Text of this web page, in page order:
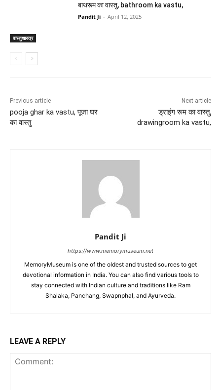
वास्तुशास्त्र
बाथरूम का वास्तु, bathroom ka vastu,
Pandit Ji - April 12, 2025
Previous article
pooja ghar ka vastu, पूजा घर
का वास्तु
Next article
ड्राइंग रूम का वास्तु,
drawingroom ka vastu,
Pandit Ji
https://www.memorymuseum.net
MemoryMuseum is one of the oldest and trusted sources to get
devotional information in India. You can also find various tools to
stay connected with Indian culture and traditions like Ram
Shalaka, Panchang, Swapnphal, and Ayurveda.
LEAVE A REPLY